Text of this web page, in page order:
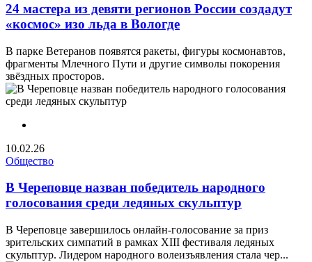
24 мастера из девяти регионов России создадут
«космос» изо льда в Вологде
В парке Ветеранов появятся ракеты, фигуры космонавтов,
фрагменты Млечного Пути и другие символы покорения
звёздных просторов.
10.02.26
Общество
В Череповце назван победитель народного
голосования среди ледяных скульптур
В Череповце завершилось онлайн-голосование за приз
зрительских симпатий в рамках XIII фестиваля ледяных
скульптур. Лидером народного волеизъявления стала чер...